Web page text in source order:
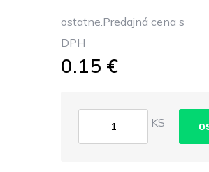
ostatne.Predajná cena s
DPH
0.15 €
KS